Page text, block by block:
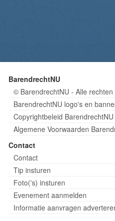
BarendrechtNU
© BarendrechtNU - Alle
BarendrechtNU logo's en
Copyrightbeleid BarendrechtNU
Algemene Voorwaarden
Contact
Contact
Tip insturen
Foto('s) insturen
Evenement aanmelden
Informatie aanvragen